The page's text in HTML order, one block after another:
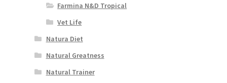
Farmina N&D Tropical
Vet Life
Natura Diet
Natural Greatness
Natural Trainer